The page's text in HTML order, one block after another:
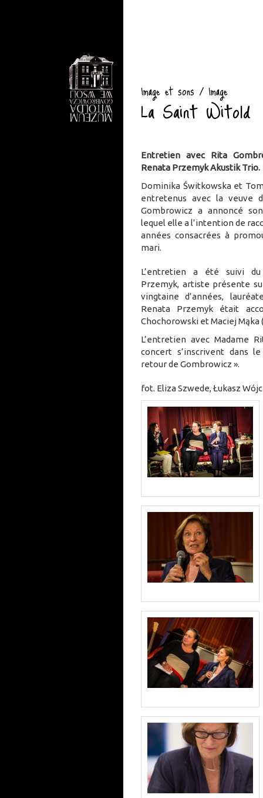
Image et sons / Image
La Saint Witold
Entretien avec Rita
Renata Przemyk Akustik Trio.
Dominika Świtkowska et
entretenus avec la veuve
Gombrowicz a annoncé
lequel elle a l’intention de
années consacrées à
mari.
L’entretien a été suivi
Przemyk, artiste présente
vingtaine d’années,
Renata Przemyk était
Chochorowski et Maciej Mąka
L’entretien avec Madame
concert s’inscrivent dans
retour de Gombrowicz ».
fot. Eliza Szwede, Łukasz